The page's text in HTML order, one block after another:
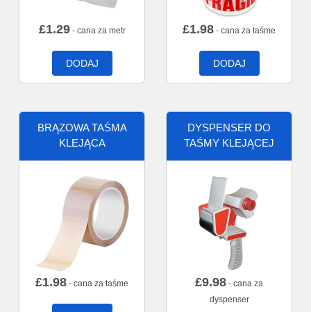
£1.29- cana za metr
DODAJ
£1.98 - cana za taśme
DODAJ
BRĄZOWA TAŚMA
KLEJĄCA
£1.98 - cana za taśme
DYSPENSER DO
TAŚMY KLEJĄCEJ
£9.98 - cana za
dyspenser